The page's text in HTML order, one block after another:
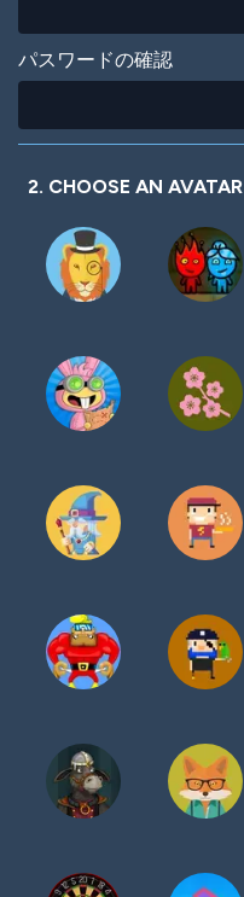
パスワードの確認
2. CHOOSE AN AVATAR